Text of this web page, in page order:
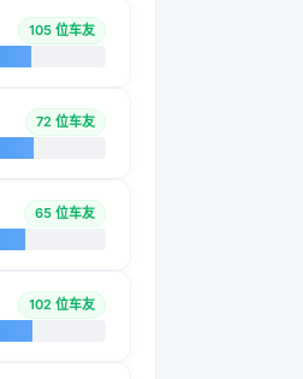
105 位车友
72 位车友
65 位车友
102 位车友